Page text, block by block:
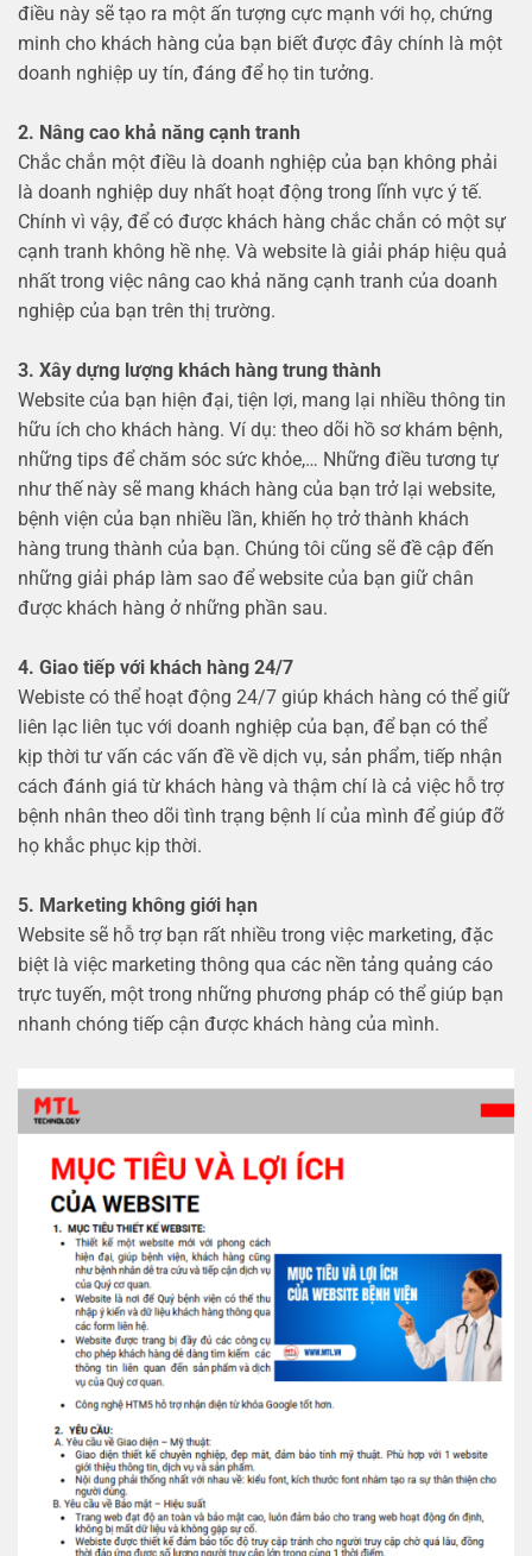
điều này sẽ tạo ra một ấn tượng cực mạnh với họ, chứng
minh cho khách hàng của bạn biết được đây chính là một
doanh nghiệp uy tín, đáng để họ tin tưởng.
2. Nâng cao khả năng cạnh tranh
Chắc chắn một điều là doanh nghiệp của bạn không phải
là doanh nghiệp duy nhất hoạt động trong lĩnh vực ý tế.
Chính vì vậy, để có được khách hàng chắc chắn có một sự
cạnh tranh không hề nhẹ. Và website là giải pháp hiệu quả
nhất trong việc nâng cao khả năng cạnh tranh của doanh
nghiệp của bạn trên thị trường.
3. Xây dựng lượng khách hàng trung thành
Website của bạn hiện đại, tiện lợi, mang lại nhiều thông tin
hữu ích cho khách hàng. Ví dụ: theo dõi hồ sơ khám bệnh,
những tips để chăm sóc sức khỏe,… Những điều tương tự
như thế này sẽ mang khách hàng của bạn trở lại website,
bệnh viện của bạn nhiều lần, khiến họ trở thành khách
hàng trung thành của bạn. Chúng tôi cũng sẽ đề cập đến
những giải pháp làm sao để website của bạn giữ chân
được khách hàng ở những phần sau.
4. Giao tiếp với khách hàng 24/7
Webiste có thể hoạt động 24/7 giúp khách hàng có thể giữ
liên lạc liên tục với doanh nghiệp của bạn, để bạn có thể
kịp thời tư vấn các vấn đề về dịch vụ, sản phẩm, tiếp nhận
cách đánh giá từ khách hàng và thậm chí là cả việc hỗ trợ
bệnh nhân theo dõi tình trạng bệnh lí của mình để giúp đỡ
họ khắc phục kịp thời.
5. Marketing không giới hạn
Website sẽ hỗ trợ bạn rất nhiều trong việc marketing, đặc
biệt là việc marketing thông qua các nền tảng quảng cáo
trực tuyến, một trong những phương pháp có thể giúp bạn
nhanh chóng tiếp cận được khách hàng của mình.